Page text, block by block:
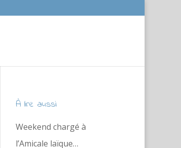
À lire aussi
Weekend chargé à
l’Amicale laïque…